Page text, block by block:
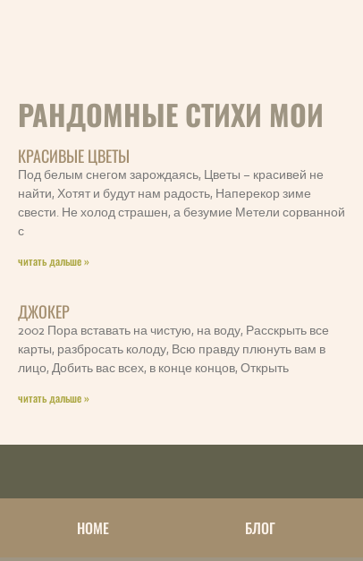
РАНДОМНЫЕ СТИХИ МОИ
КРАСИВЫЕ ЦВЕТЫ
Под белым снегом зарождаясь, Цветы – красивей не
найти, Хотят и будут нам радость, Наперекор зиме
свести. Не холод страшен, а безумие Метели сорванной
с
читать дальше »
ДЖОКЕР
2002 Пора вставать на чистую, на воду, Расскрыть все
карты, разбросать колоду, Всю правду плюнуть вам в
лицо, Добить вас всех, в конце концов, Открыть
читать дальше »
НОМЕ БЛОГ